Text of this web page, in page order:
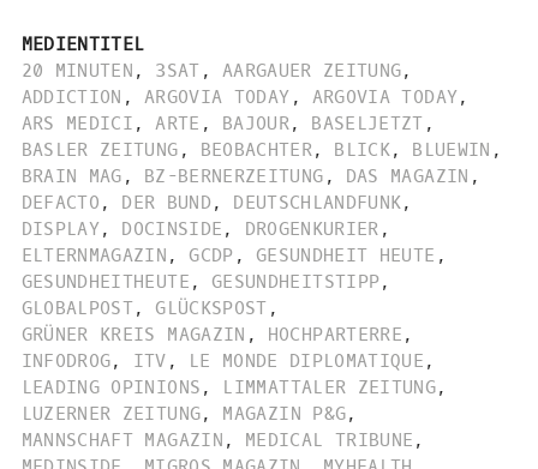
MEDIENTITEL
20 MINUTEN , 3SAT , AARGAUER ZEITUNG,
ADDICTION , ARGOVIA TODAY , ARGOVIA TODAY,
ARS MEDICI , ARTE , BAJOUR, BASELJETZT ,
BASLER ZEITUNG , BEOBACHTER, BLICK, BLUEWIN ,
BRAIN MAG , BZ-BERNERZEITUNG , DAS MAGAZIN ,
DEFACTO , DER BUND , DEUTSCHLANDFUNK,
DISPLAY, DOCINSIDE , DROGENKURIER ,
ELTERNMAGAZIN , GCDP , GESUNDHEIT HEUTE ,
GESUNDHEITHEUTE , GESUNDHEITSTIPP,
GLOBALPOST, GLÜCKSPOST ,
GRÜNER KREIS MAGAZIN , HOCHPARTERRE ,
INFODROG, ITV , LE MONDE DIPLOMATIQUE ,
LEADING OPINIONS , LIMMATTALER ZEITUNG,
LUZERNER ZEITUNG, MAGAZIN P&G,
MANNSCHAFT MAGAZIN , MEDICAL TRIBUNE ,